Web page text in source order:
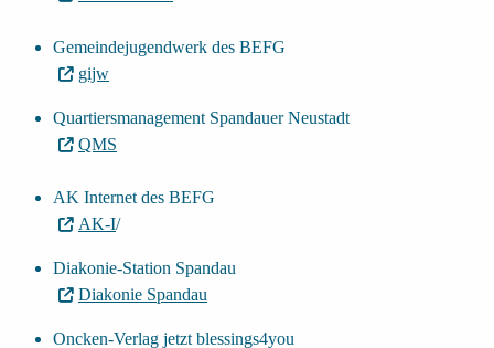
Gemeindejugendwerk des BEFG
gijw
Quartiersmanagement Spandauer Neustadt
QMS
AK Internet des BEFG
AK-I/
Diakonie-Station Spandau
Diakonie Spandau
Oncken-Verlag jetzt blessings4you